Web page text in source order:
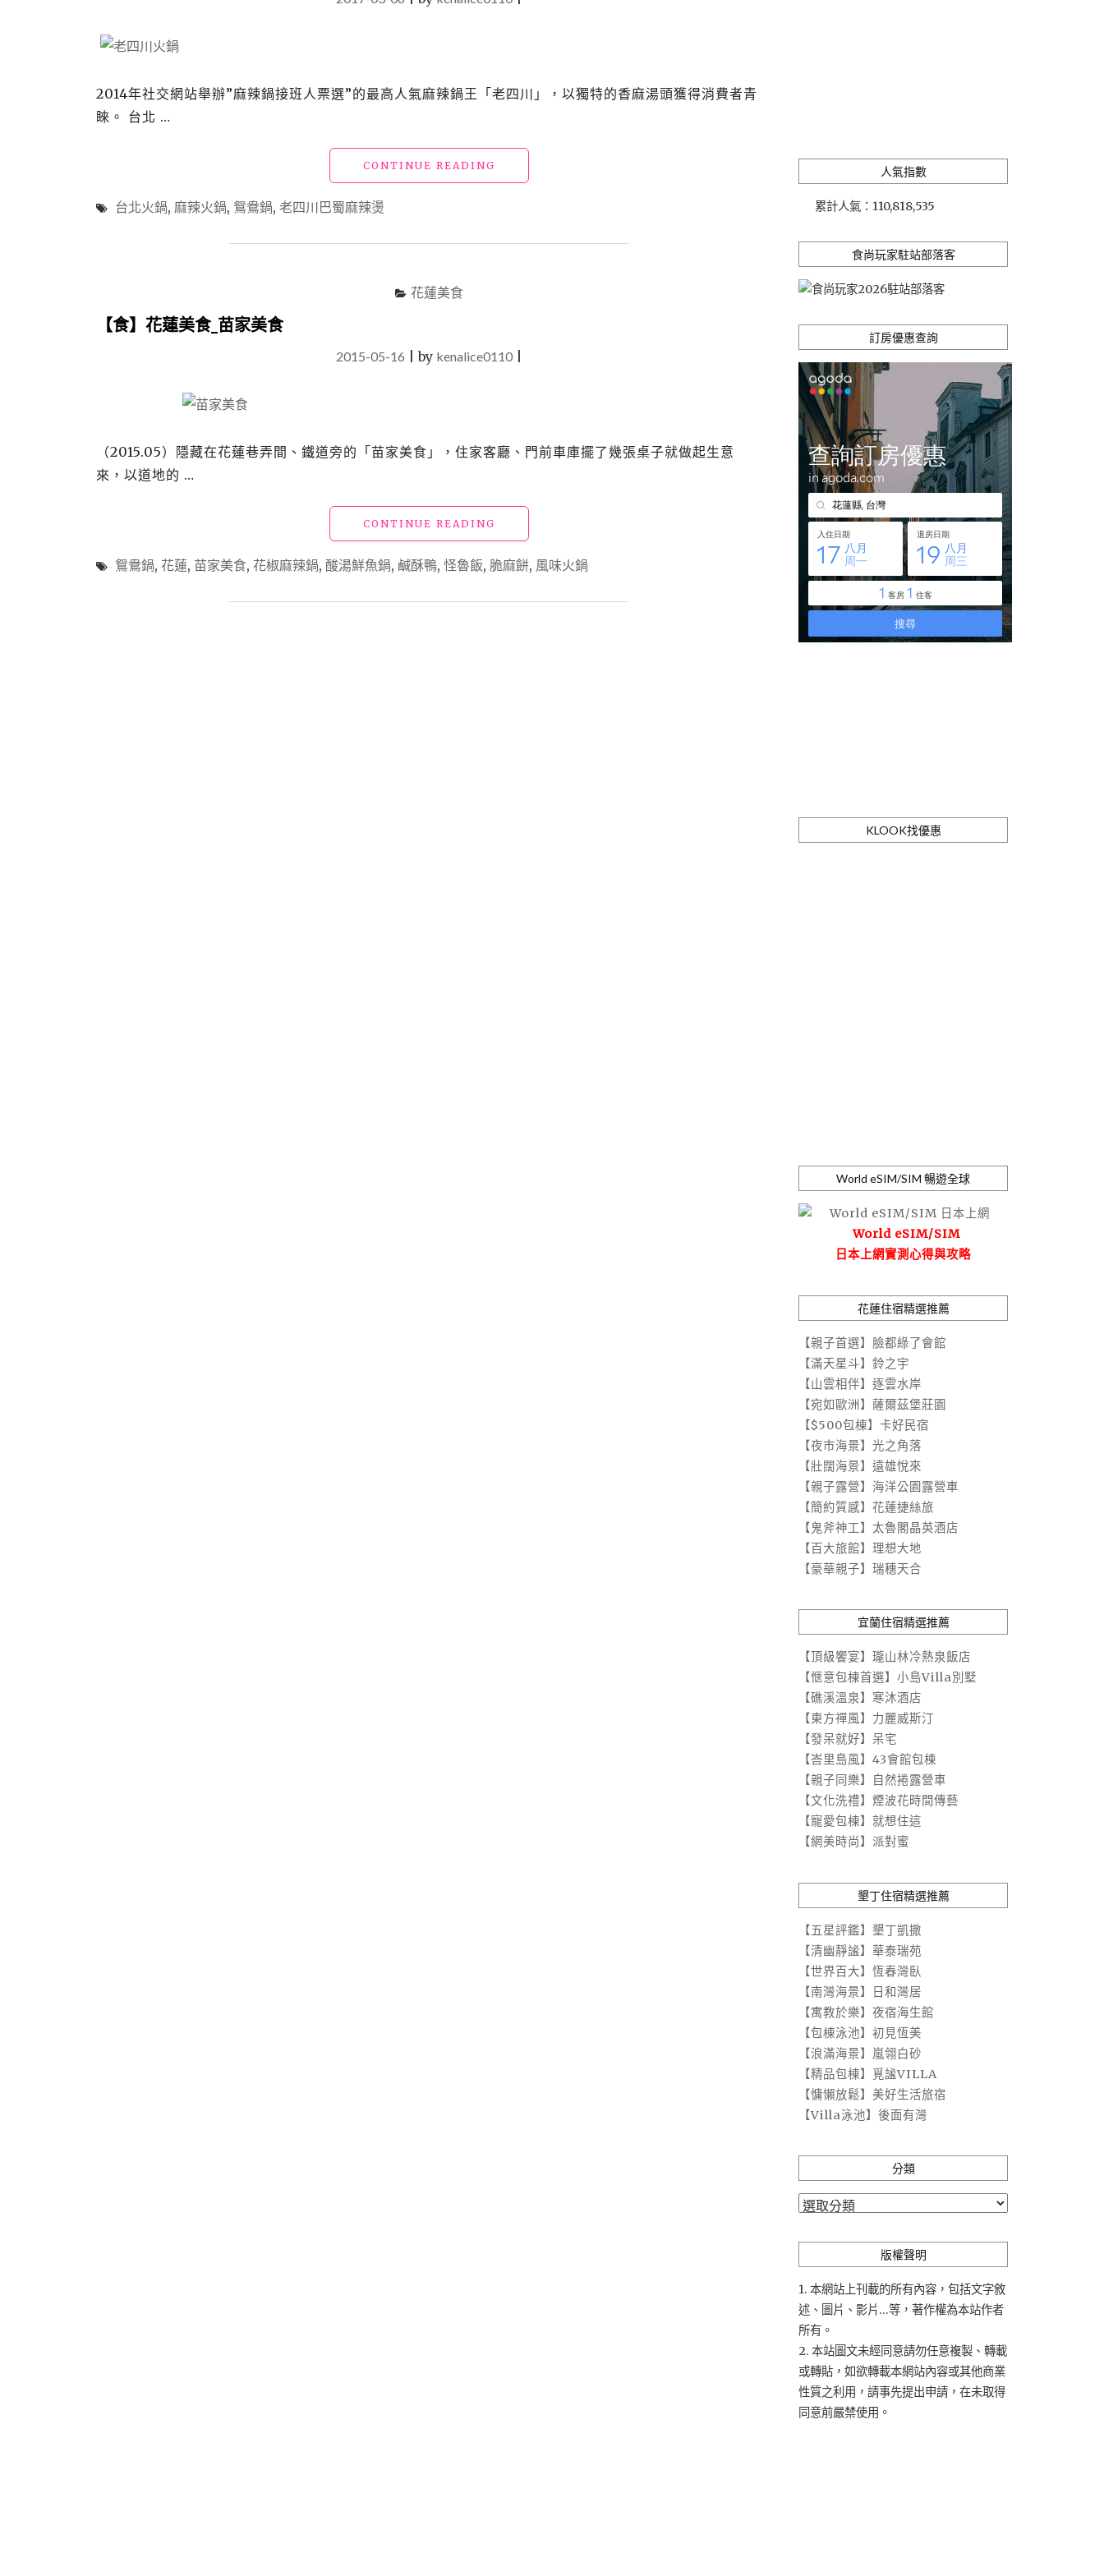
2014年社交網站舉辦”麻辣鍋接班人票選”的最高人氣麻辣鍋王「老四川」，以獨特的香麻湯頭獲得消費者青
睞。 台北 …
CONTINUE READING
北
網
鍋
台北火鍋, 麻辣火鍋, 鴛鴦鍋, 老四川巴蜀麻辣燙
花蓮美食
【食】花蓮美食_苗家美食
2015-05-16 |by kenalice0110|
（2015.05）隱藏在花蓮巷弄間、鐵道旁的「苗家美食」，住家客廳、門前車庫擺了幾張桌子就做起生意
來，以道地的 …
CONTINUE READING
花
蓮
美
鴛鴦鍋, 花蓮, 苗家美食, 花椒麻辣鍋, 酸湯鮮魚鍋, 鹹酥鴨, 怪魯飯, 脆麻餅, 風味火鍋
人氣指數
累計人氣： 110,818,535
食尚玩家駐站部落客
訂房優惠查詢
KLOOK找優惠
World eSIM/SIM 暢遊全球
World eSIM/SIM
日本上網實測心得與攻略
花蓮住宿精選推薦
【親子首選】臉都綠了會館
【滿天星斗】鈴之宇
【山雲相伴】逐雲水岸
【宛如歐洲】薩爾茲堡莊園
【$500包棟】卡好民宿
【夜市海景】光之角落
【壯闊海景】遠雄悅來
【親子露營】海洋公園露營車
【簡約質感】花蓮捷絲旅
【鬼斧神工】太魯閣晶英酒店
【百大旅館】理想大地
【豪華親子】瑞穗天合
宜蘭住宿精選推薦
【頂級饗宴】瓏山林冷熱泉飯店
【愜意包棟首選】小島Villa別墅
【礁溪溫泉】寒沐酒店
【東方禪風】力麗威斯汀
【發呆就好】呆宅
【峇里島風】43會館包棟
【親子同樂】自然捲露營車
【文化洗禮】煙波花時間傳藝
【寵愛包棟】就想住這
【網美時尚】派對蜜
墾丁住宿精選推薦
【五星評鑑】墾丁凱撒
【清幽靜謐】華泰瑞苑
【世界百大】恆春灣臥
【南灣海景】日和灣居
【寓教於樂】夜宿海生館
【包棟泳池】初見恆美
【浪滿海景】嵐翎白砂
【精品包棟】覓謐VILLA
【慵懶放鬆】美好生活旅宿
【Villa泳池】後面有灣
分類
分
版權聲明
1. 本網站上刊載的所有內容，包括文字敘
述、圖片、影片...等，著作權為本站作者
所有。
2. 本站圖文未經同意請勿任意複製、轉載
或轉貼，如欲轉載本網站內容或其他商業
性質之利用，請事先提出申請，在未取得
同意前嚴禁使用。